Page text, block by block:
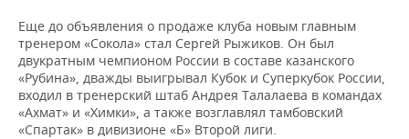
Еще до объявления о продаже клуба новым главным
тренером «Сокола» стал Сергей Рыжиков. Он был
двукратным чемпионом России в составе казанского
«Рубина», дважды выигрывал Кубок и Суперкубок России,
входил в тренерский штаб Андрея Талалаева в командах
«Ахмат» и «Химки», а также возглавлял тамбовский
«Спартак» в дивизионе «Б» Второй лиги.